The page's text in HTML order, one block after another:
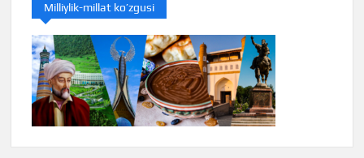
Milliylik-millat ko’zgusi